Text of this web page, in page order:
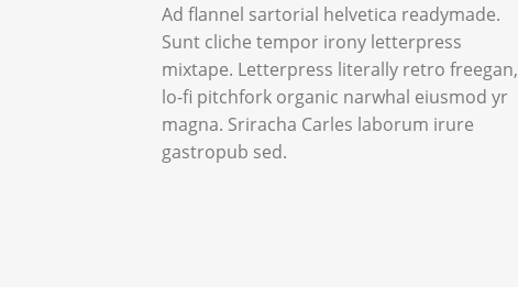
Ad flannel sartorial helvetica readymade.
Sunt cliche tempor irony letterpress
mixtape. Letterpress literally retro freegan,
lo-fi pitchfork organic narwhal eiusmod yr
magna. Sriracha Carles laborum irure
gastropub sed.